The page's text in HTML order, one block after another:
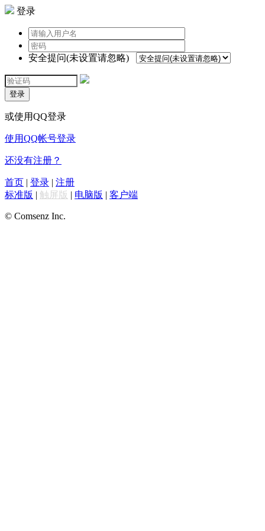
登录
安全提问(未设置请忽略)
登录
或使用QQ登录
使用QQ帐号登录
还没有注册？
首页 | 登录 | 注册
标准版 | 触屏版 | 电脑版 | 客户端
© Comsenz Inc.